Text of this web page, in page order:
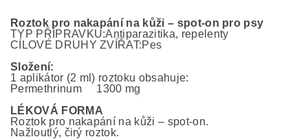
Roztok pro nakapání na kůži – spot-on pro psy
TYP PŘÍPRAVKU:Antiparazitika, repelenty
CÍLOVÉ DRUHY ZVÍŘAT:Pes
Složení:
1 aplikátor (2 ml) roztoku obsahuje:
Permethrinum 1300 mg
LÉKOVÁ FORMA
Roztok pro nakapání na kůži – spot-on.
Nažloutlý, čirý roztok.